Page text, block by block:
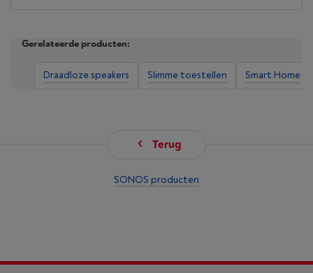
Touch & go
volume aan te passen en je Sonos-speakers te
Gerelateerde producten:
Draadloze speakers Slimme toestellen Smart Home
Terug
SONOS producten